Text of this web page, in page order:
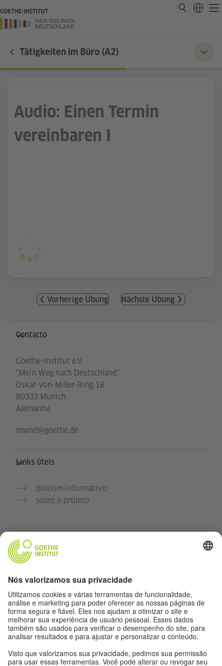
Tätigkeiten im Büro (A2)
Audio: Einen Termin
vereinbaren I
Vorherige Übung Nächste Übung
Service- und Informationsbereich
Contacto
Goethe-Institut e.V.
"Mein Weg nach Deutschland"
Oskar-von-Miller-Ring 18
80333 Munich
Alemanha
mwnd@goethe.de
Links úteis
Boletim informativo
sobre o projeto
Outros sites
Pratique alemão gratuitamente
Cursos de alemão do Goethe-Institut
Portal para professores “Deutschstunde”
Privacidade e acessibilidade